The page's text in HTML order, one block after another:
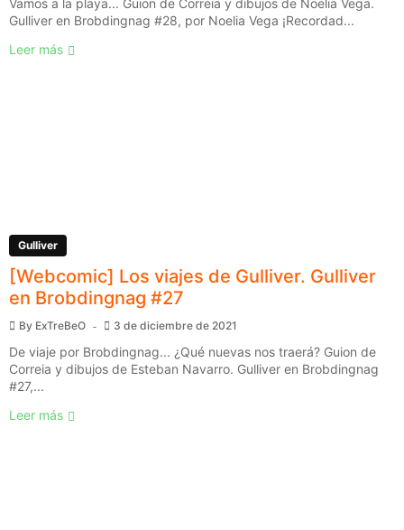
Gulliver en Brobdingnag #28, por Noelia Vega ¡Recordad...
Leer más
Gulliver
[Webcomic] Los viajes de Gulliver. Gulliver
en Brobdingnag #27
By ExTreBeO 3 de diciembre de 2021
De viaje por Brobdingnag... ¿Qué nuevas nos traerá? Guion de
Correia y dibujos de Esteban Navarro. Gulliver en Brobdingnag
#27,...
Leer más